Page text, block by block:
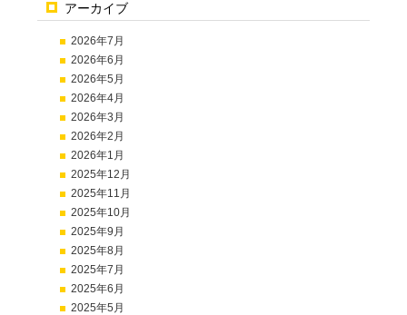
アーカイブ
2026年7月
2026年6月
2026年5月
2026年4月
2026年3月
2026年2月
2026年1月
2025年12月
2025年11月
2025年10月
2025年9月
2025年8月
2025年7月
2025年6月
2025年5月